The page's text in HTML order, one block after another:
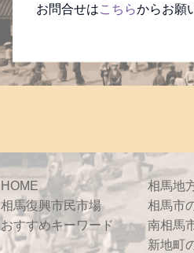
お問合せはこちらからお願
HOME
相馬復興市民市場
おすすめキーワード
相馬地
相馬市
南相馬
新地町